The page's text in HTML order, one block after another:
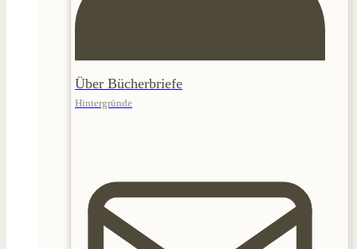
Über Bücherbriefe
Hintergründe